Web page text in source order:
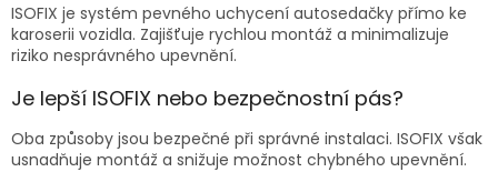
ISOFIX je systém pevného uchycení autosedačky přímo ke
karoserii vozidla. Zajišťuje rychlou montáž a minimalizuje
riziko nesprávného upevnění.
Je lepší ISOFIX nebo bezpečnostní pás?
Oba způsoby jsou bezpečné při správné instalaci. ISOFIX však
usnadňuje montáž a snižuje možnost chybného upevnění.